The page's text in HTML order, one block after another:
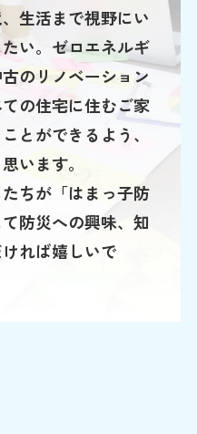
生活まで視野にい
い。ゼロエネルギ
のリノベーション
の住宅に住むご家
とができるよう、
います。
ちが「はまっ子防
防災への興味、知
れば嬉しいで